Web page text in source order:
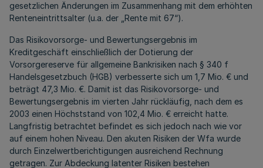
gesetzlichen Änderungen im Zusammenhang mit dem erhöhten
Renteneintrittsalter (u.a. der „Rente mit 67“).
Das Risikovorsorge- und Bewertungsergebnis im
Kreditgeschäft einschließlich der Dotierung der
Vorsorgereserve für allgemeine Bankrisiken nach § 340 f
Handelsgesetzbuch (HGB) verbesserte sich um 1,7 Mio. € und
beträgt 47,3 Mio. €. Damit ist das Risikovorsorge- und
Bewertungsergebnis im vierten Jahr rückläufig, nach dem es
2003 einen Höchststand von 102,4 Mio. € erreicht hatte.
Langfristig betrachtet befindet es sich jedoch nach wie vor
auf einem hohen Niveau. Den akuten Risiken der Wfa wurde
durch Einzelwertberichtigungen ausreichend Rechnung
getragen. Zur Abdeckung latenter Risiken bestehen